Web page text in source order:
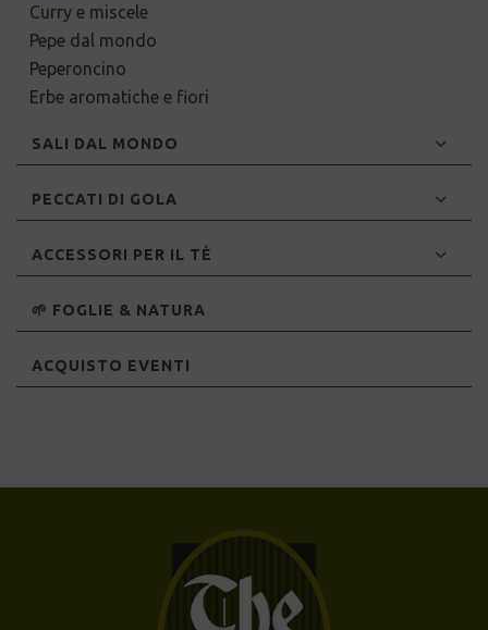
Curry e miscele
Pepe dal mondo
Peperoncino
Erbe aromatiche e fiori
SALI DAL MONDO
PECCATI DI GOLA
ACCESSORI PER IL TÈ
🌱 FOGLIE & NATURA
ACQUISTO EVENTI